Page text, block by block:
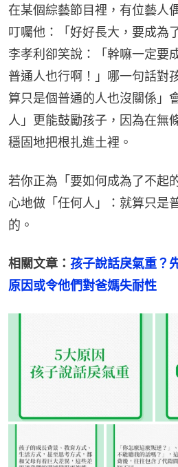
在某個綜藝節目裡，有位藝人
叮囑他：「好好長大，要成為
李孝利卻笑說：「幹嘛一定要
普通人也行啊！」哪一句話對
算只是個普通的人也沒關係」
人」更能鼓勵孩子，因為在無
穩固地把根扎進土裡。
若你正為「要如何成為了不起
心地做「任何人」：就算只是
的。
相關文章： 孩子說話戾氣重？
原因或令他們對爸媽失耐性